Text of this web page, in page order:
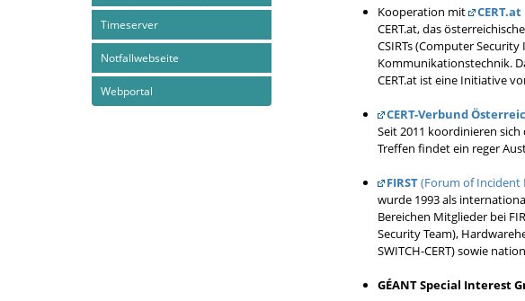
Timeserver
Notfallwebseite
Webportal
Kooperation mit
CERT.at
CERT.at, das
CSIRTs (Computer
Kommunikationstechnik.
CERT.at ist eine Initiative
CERT-Verbund
Seit 2011 koordinieren sich
Treffen findet ein reger
FIRST(Forum of Incident
wurde 1993 als
Bereichen Mitglieder bei
Security Team),
SWITCH-CERT) sowie
GÉANTSpecial Interest